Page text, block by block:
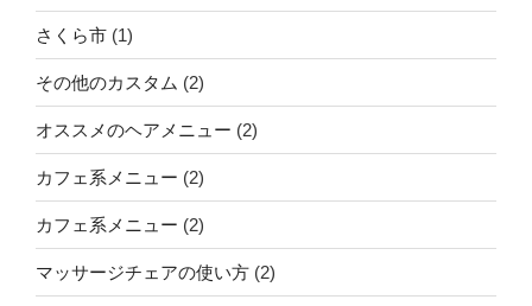
さくら市 (1)
その他のカスタム (2)
オススメのヘアメニュー (2)
カフェ系メニュー (2)
カフェ系メニュー (2)
マッサージチェアの使い方 (2)